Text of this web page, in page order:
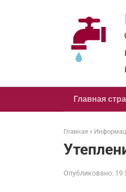
Главная
Главная »
Опубликовано: 19